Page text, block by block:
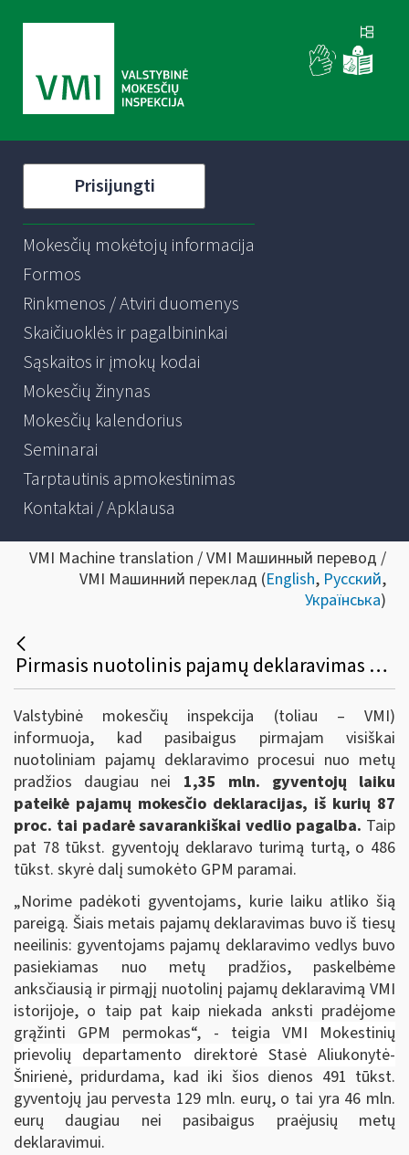
Prisijungti
Mokesčių mokėtojų informacija
Formos
Rinkmenos / Atviri duomenys
Skaičiuoklės ir pagalbininkai
Sąskaitos ir įmokų kodai
Mokesčių žinynas
Mokesčių kalendorius
Seminarai
Tarptautinis apmokestinimas
Kontaktai / Apklausa
VMI Machine translation / VMI Машинный перевод /
VMI Машинний переклад (English, Русский,
Українська)
Pirmasis nuotolinis pajamų deklaravimas baigėsi – daugiau nei 1,35 mln. gyventojų sėkmingai deklaravo pajamas
Valstybinė mokesčių inspekcija (toliau – VMI)
informuoja, kad pasibaigus pirmajam visiškai
nuotoliniam pajamų deklaravimo procesui nuo metų
pradžios daugiau nei 1,35 mln. gyventojų laiku
pateikė pajamų mokesčio deklaracijas, iš kurių 87
proc. tai padarė savarankiškai vedlio pagalba. Taip
pat 78 tūkst. gyventojų deklaravo turimą turtą, o 486
tūkst. skyrė dalį sumokėto GPM paramai.
„Norime padėkoti gyventojams, kurie laiku atliko šią
pareigą. Šiais metais pajamų deklaravimas buvo iš tiesų
neeilinis: gyventojams pajamų deklaravimo vedlys buvo
pasiekiamas nuo metų pradžios, paskelbėme
anksčiausią ir pirmąjį nuotolinį pajamų deklaravimą VMI
istorijoje, o taip pat kaip niekada anksti pradėjome
grąžinti GPM permokas“, - teigia VMI Mokestinių
prievolių departamento direktorė Stasė Aliukonytė-
Šnirienė, pridurdama, kad iki šios dienos 491 tūkst.
gyventojų jau pervesta 129 mln. eurų, o tai yra 46 mln.
eurų daugiau nei pasibaigus praėjusių metų
deklaravimui.